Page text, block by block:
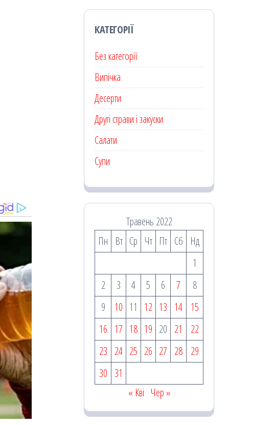
КАТЕГОРІЇ
Без категорії
Випічка
Десерти
Другі страви і закуски
Салати
Супи
Травень 2022
Пн
Вт Ср Чт Пт Сб
Нд
1
2
3 4 5 6 7
8
9
10 11 12 13 14
15
16 17 18 19 20 21
22
23 24 25 26 27 28
29
30 31
« Кві Чер »